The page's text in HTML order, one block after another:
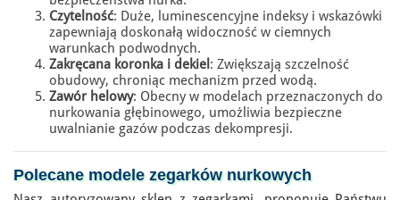
Czytelność: Duże, luminescencyjne indeksy i wskazówki
zapewniają doskonałą widoczność w ciemnych
warunkach podwodnych.
Zakręcana koronka i dekiel : Zwiększają szczelność
obudowy, chroniąc mechanizm przed wodą.
Zawór helowy: Obecny w modelach przeznaczonych do
nurkowania głębinowego, umożliwia bezpieczne
uwalnianie gazów podczas dekompresji.
Polecane modele zegarków nurkowych